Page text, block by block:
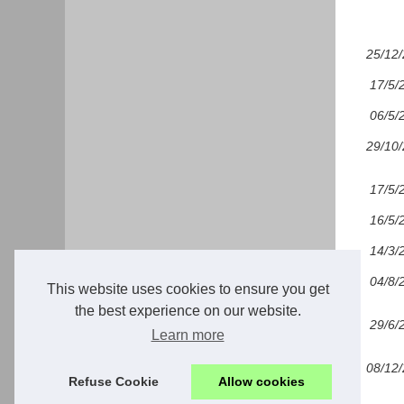
This website uses cookies to ensure you get
the best experience on our website.
Learn more
Refuse Cookie Allow cookies
25/
17/5/
06/5/
29/
17/5/
16/5/
14/3/
04/8/
29/6/
08/